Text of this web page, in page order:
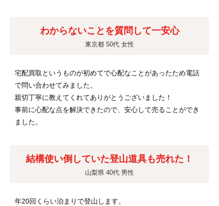
わからないことを質問して一安心
東京都 50代 女性
宅配買取というものが初めてで心配なことがあったため電話
で問い合わせてみました。
親切丁寧に教えてくれてありがとうございました！
事前に心配な点を解決できたので、安心して売ることができ
ました。
結構使い倒していた登山道具も売れた！
山梨県 40代 男性
年20回くらい泊まりで登山します。